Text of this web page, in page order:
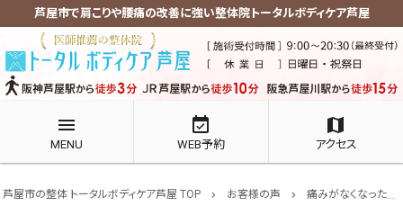
芦屋市で肩こりや腰痛の改善に強い整体院トータルボディケア芦屋
menu
MENU
event_available
WEB予約
map
アクセス
芦屋市の整体 トータルボディケア芦屋 TOP chevron_right お客様の声 chevron_right 痛みがなくなったので驚きました。